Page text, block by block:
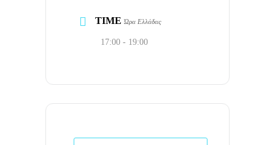
TIME Ώρα Ελλάδας
17:00 - 19:00